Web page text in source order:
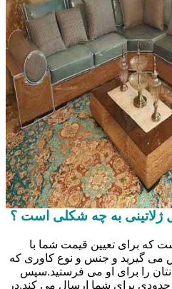
به چه شکلی است ؟
که برای تعیین قیمت شما با
می گیرید و جنس و نوع کاوری که
را برای او می فرستید.سپس
حدودی برای شما ارسال می کند.در